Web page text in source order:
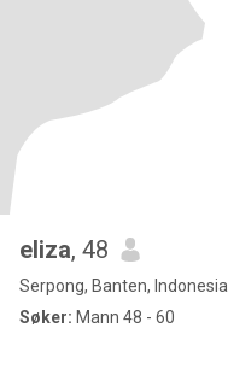
eliza, 48
Serpong, Banten, Indonesia
Søker: Mann 48 - 60